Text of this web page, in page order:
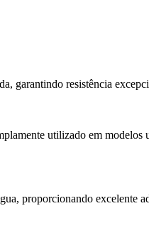
resistência
utilizado em
proporcionando excelente